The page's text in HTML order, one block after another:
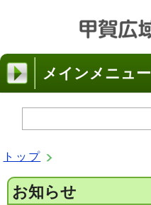
メインメニュー
トップ
お知らせ